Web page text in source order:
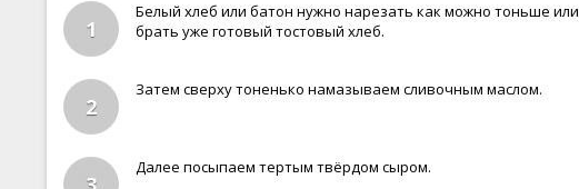
1
Белый хлеб или батон нужно нарезать как можно тоньше или
брать уже готовый тостовый хлеб.
2
Затем сверху тоненько намазываем сливочным маслом.
Далее посыпаем тертым твёрдом сыром.